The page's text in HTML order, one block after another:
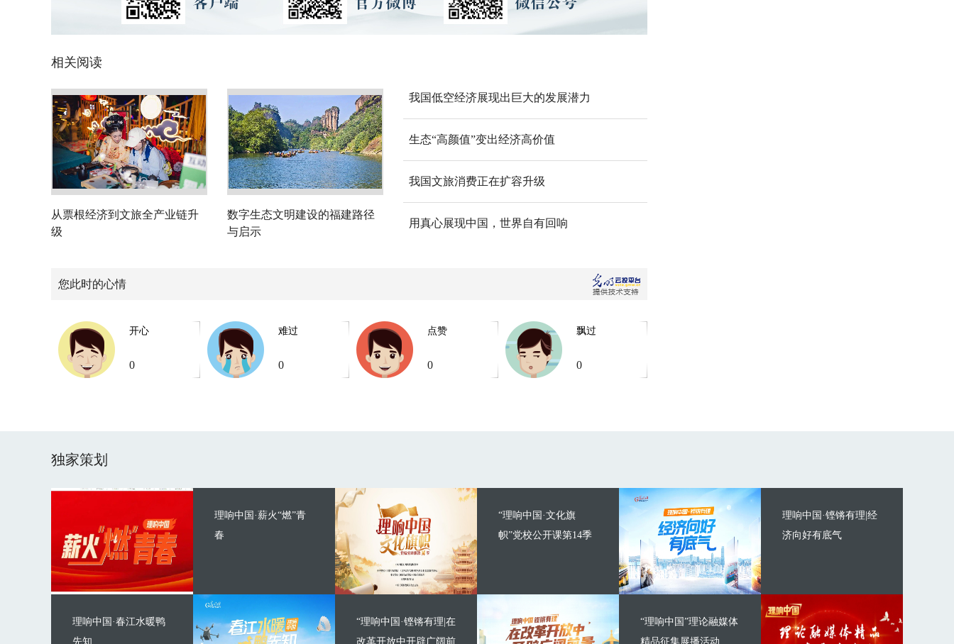
相关阅读
从票根经济到文旅全产业链升
级
数字生态文明建设的福建路径
与启示
我国低空经济展现出巨大的发展潜力
生态“高颜值”变出经济高价值
我国文旅消费正在扩容升级
用真心展现中国，世界自有回响
您此时的心情
开心
0
难过
0
点赞
0
飘过
0
独家策划
理响中国·薪火“燃”青
春
理响中国·春江水暖鸭
先知
“理响中国·文化旗
帜”党校公开课第14季
“理响中国·铿锵有理|在
改革开放中开辟广阔前
理响中国·铿锵有理|经
济向好有底气
“理响中国”理论融媒体
精品征集展播活动